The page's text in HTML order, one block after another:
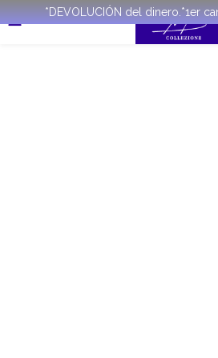
*DEVOLUCIÓN del dinero.*1er